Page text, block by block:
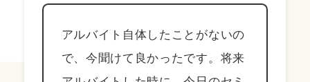
アルバイト自体したことがないの
で、今聞けて良かったです。将来